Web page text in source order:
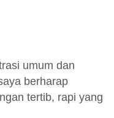
umum dan
berharap
tertib, rapi yang